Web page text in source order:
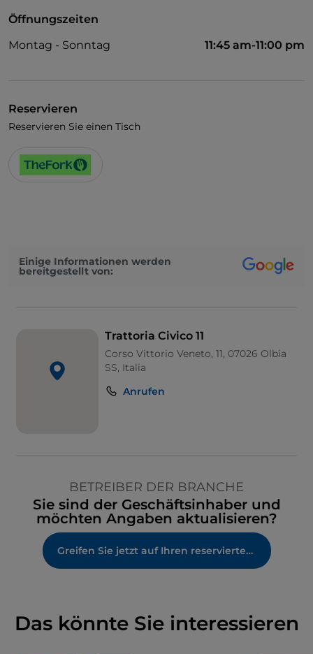
Öffnungszeiten
Montag - Sonntag
11:45 am-11:00 pm
Reservieren
Reservieren Sie einen Tisch
Einige Informationen werden
bereitgestellt von:
Trattoria Civico 11
Corso Vittorio Veneto, 11, 07026 Olbia
SS, Italia
Anrufen
BETREIBER DER BRANCHE
Sie sind der Geschäftsinhaber und
möchten Angaben aktualisieren?
Greifen Sie jetzt auf Ihren reservierten Bereich zu
Das könnte Sie interessieren